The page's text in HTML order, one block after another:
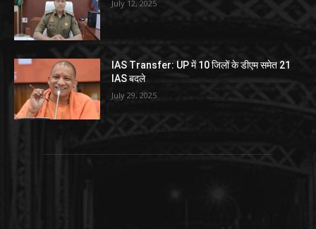
July 12, 2025
IAS Transfer: UP में 10 जिलों के डीएम समेत 21
IAS बदले
July 29, 2025